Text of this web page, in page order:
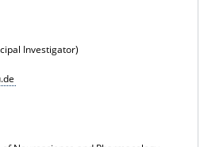
Investigator)